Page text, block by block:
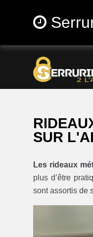
SUR
Les rideaux
plus d’être
sont assortis de